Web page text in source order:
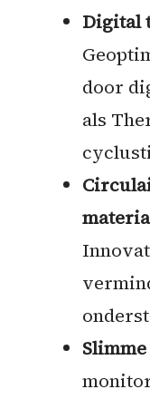
Digital
door
als